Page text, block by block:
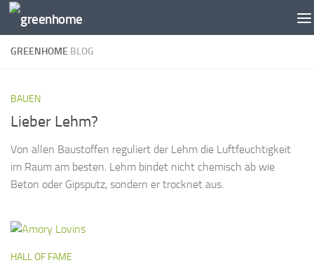
Zum Inhalt springen
GREENHOME BLOG
BAUEN
Lieber Lehm?
Von allen Baustoffen reguliert der Lehm die Luftfeuchtigkeit
im Raum am besten. Lehm bindet nicht chemisch ab wie
Beton oder Gipsputz, sondern er trocknet aus.
HALL OF FAME